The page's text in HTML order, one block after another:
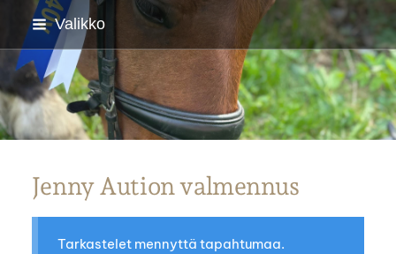
Siirry
sivun
sisältöön
Valikko
Parkanon Ratsastajat
Jenny Aution valmennus
Tarkastelet mennyttä tapahtumaa.